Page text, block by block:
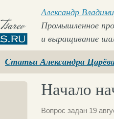
Александр
Промышленное
и выращивание
Статьи Александра
Начало
Вопрос задан 19